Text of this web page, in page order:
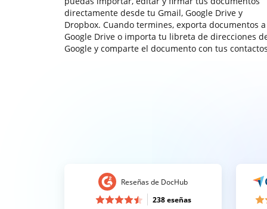
directamente desde tu Gmail, Google Drive y
Dropbox. Cuando termines, exporta documentos a
Google Drive o importa tu libreta de direcciones
Google y comparte el documento con tus
Reseñas de DocHub
238 eseñas